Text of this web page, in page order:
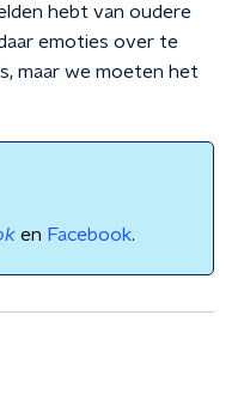
hebt van oudere
emoties over te
maar we moeten het
en Facebook.